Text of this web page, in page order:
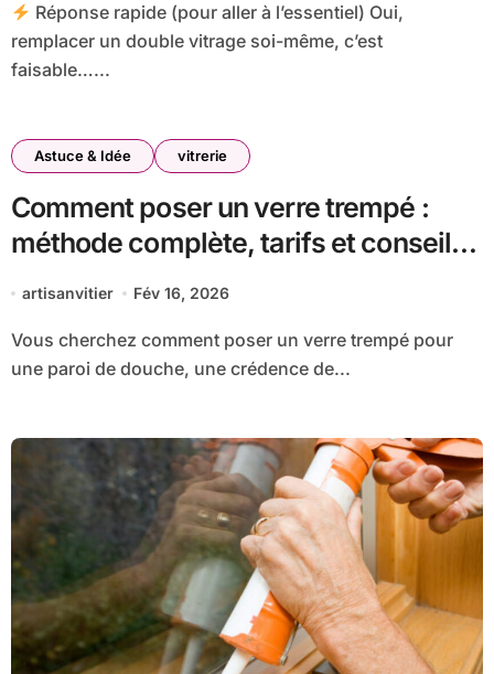
Réponse rapide (pour aller à l’essentiel) Oui,
remplacer un double vitrage soi-même, c’est
faisable…...
Astuce & Idée vitrerie
Comment poser un verre trempé :
méthode complète, tarifs et conseils
d’artisan vitrier
artisanvitier Fév 16, 2026
Vous cherchez comment poser un verre trempé pour
une paroi de douche, une crédence de...